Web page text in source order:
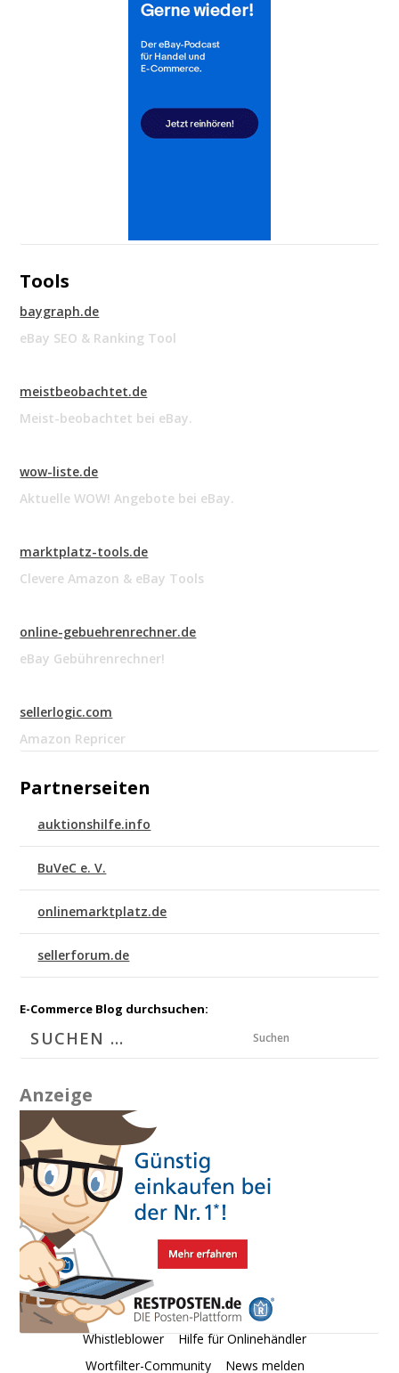
Tools
baygraph.de
eBay SEO & Ranking Tool
meistbeobachtet.de
Meist-beobachtet bei eBay.
wow-liste.de
Aktuelle WOW! Angebote bei eBay.
marktplatz-tools.de
Clevere Amazon & eBay Tools
online-gebuehrenrechner.de
eBay Gebührenrechner!
sellerlogic.com
Amazon Repricer
Partnerseiten
auktionshilfe.info
BuVeC e. V.
onlinemarktplatz.de
sellerforum.de
E-Commerce Blog durchsuchen:
Suchen
Anzeige
Whistleblower
Hilfe für Onlinehändler
Wortfilter-Community
News melden